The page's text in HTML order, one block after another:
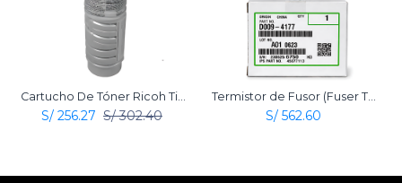
S/ 256.27 S/302.40 S/ 562.60